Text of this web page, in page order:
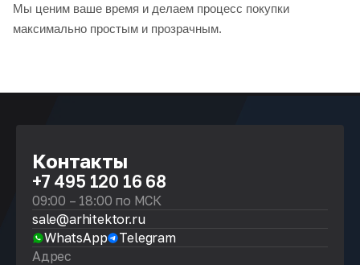
Мы ценим ваше время и делаем процесс покупки
максимально простым и прозрачным.
Контакты
+7 495 120 16 68
09:00 – 18:00 по МСК
sale@arhitektor.ru
WhatsApp
Telegram
Адрес